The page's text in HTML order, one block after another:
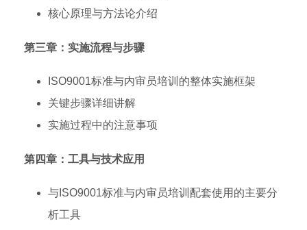
核心原理与方法论介绍
第三章：实施流程与步骤
ISO9001标准与内审员培训的整体实施框架
关键步骤详细讲解
实施过程中的注意事项
第四章：工具与技术应用
与ISO9001标准与内审员培训配套使用的主要分
析工具